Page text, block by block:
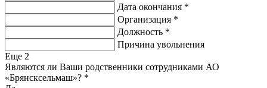
Дата окончания *
Организация *
Должность *
Причина увольнения
Еще 2
Являются ли Ваши родственники сотрудниками АО
«Брянсксельмаш»? *